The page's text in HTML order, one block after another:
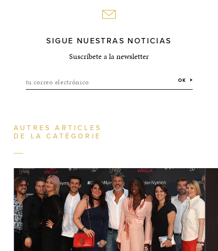
SIGUE NUESTRAS NOTICIAS
Suscríbete a la newsletter
tu correo electrónico OK
AUTRES ARTICLES
DE LA CATÉGORIE